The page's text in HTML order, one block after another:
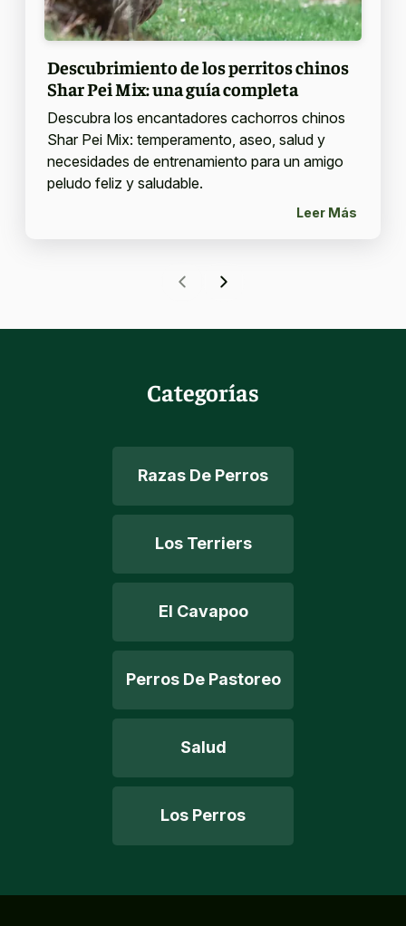
Descubrimiento de los perritos chinos
Shar Pei Mix: una guía completa
Descubra los encantadores cachorros chinos
Shar Pei Mix: temperamento, aseo, salud y
necesidades de entrenamiento para un amigo
peludo feliz y saludable.
Leer Más
Categorías
Razas De Perros
Los Terriers
El Cavapoo
Perros De Pastoreo
Salud
Los Perros